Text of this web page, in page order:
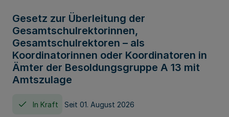
Gesetz zur Überleitung der
Gesamtschulrektorinnen,
Gesamtschulrektoren – als
Koordinatorinnen oder Koordinatoren in
Ämter der Besoldungsgruppe A 13 mit
Amtszulage
In Kraft Seit 01. August 2026